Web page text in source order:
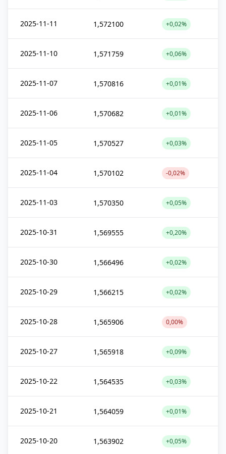
2025-11-11 1,572100 +0,02%
2025-11-10 1,571759 +0,06%
2025-11-07 1,570816 +0,01%
2025-11-06 1,570682 +0,01%
2025-11-05 1,570527 +0,03%
2025-11-04 1,570102 -0,02%
2025-11-03 1,570350 +0,05%
2025-10-31 1,569555 +0,20%
2025-10-30 1,566496 +0,02%
2025-10-29 1,566215 +0,02%
2025-10-28 1,565906 0,00%
2025-10-27 1,565918 +0,09%
2025-10-22 1,564535 +0,03%
2025-10-21 1,564059 +0,01%
2025-10-20 1,563902 +0,05%